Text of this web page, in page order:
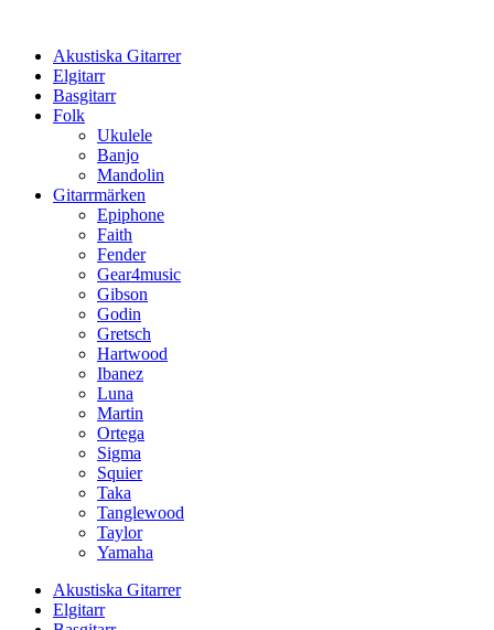
innehållAkustiska Gitarrer
Elgitarr
Basgitarr
Folk
Ukulele
Banjo
Mandolin
Gitarrmärken
Epiphone
Faith
Fender
Gear4music
Gibson
Godin
Gretsch
Hartwood
Ibanez
Luna
Martin
Ortega
Sigma
Squier
Taka
Tanglewood
Taylor
Yamaha
Akustiska Gitarrer
Elgitarr